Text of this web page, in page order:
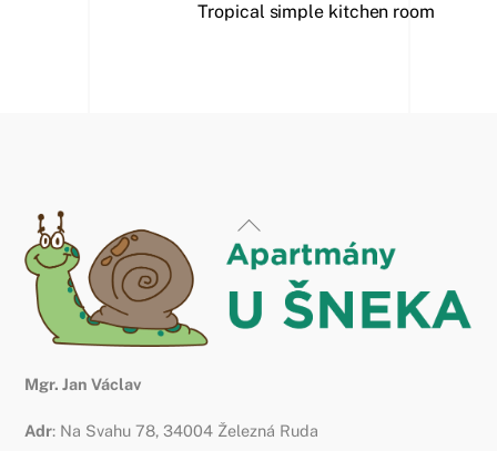
Tropical simple kitchen room
Back
To
Top
Mgr. Jan Václav
Adr: Na Svahu 78, 34004 Železná Ruda